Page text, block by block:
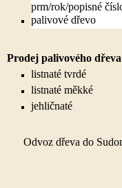
prm/rok/popisné
palivové
Prodej palivového
listnaté
listnaté
Odvoz dřeva do